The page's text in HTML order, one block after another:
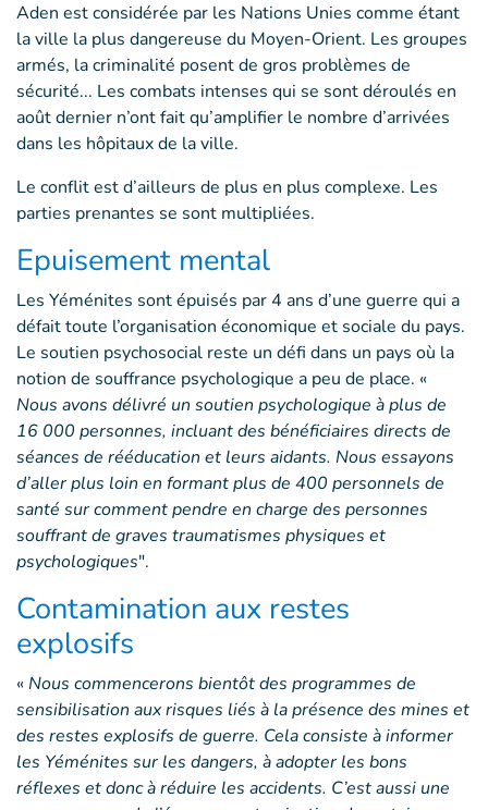
Aden est considérée par les Nations Unies comme étant
la ville la plus dangereuse du Moyen-Orient. Les groupes
armés, la criminalité posent de gros problèmes de
sécurité... Les combats intenses qui se sont déroulés en
août dernier n’ont fait qu’amplifier le nombre d’arrivées
dans les hôpitaux de la ville.
Le conflit est d’ailleurs de plus en plus complexe. Les
parties prenantes se sont multipliées.
Epuisement mental
Les Yéménites sont épuisés par 4 ans d’une guerre qui a
défait toute l’organisation économique et sociale du pays.
Le soutien psychosocial reste un défi dans un pays où la
notion de souffrance psychologique a peu de place. «
Nous avons délivré un soutien psychologique à plus de
16 000 personnes, incluant des bénéficiaires directs de
séances de rééducation et leurs aidants. Nous essayons
d’aller plus loin en formant plus de 400 personnels de
santé sur comment pendre en charge des personnes
souffrant de graves traumatismes physiques et
psychologiques".
Contamination aux restes
explosifs
« Nous commencerons bientôt des programmes de
sensibilisation aux risques liés à la présence des mines et
des restes explosifs de guerre. Cela consiste à informer
les Yéménites sur les dangers, à adopter les bons
réflexes et donc à réduire les accidents. C’est aussi une